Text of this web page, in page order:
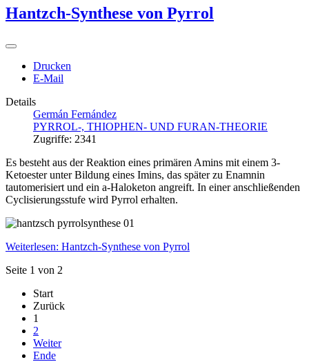
Hantzch-Synthese von Pyrrol
Drucken
E-Mail
Details
Germán Fernández
PYRROL-, THIOPHEN- UND FURAN-THEORIE
Zugriffe: 2341
Es besteht aus der Reaktion eines primären Amins mit einem 3-
Ketoester unter Bildung eines Imins, das später zu Enamnin
tautomerisiert und ein a-Haloketon angreift. In einer anschließenden
Cyclisierungsstufe wird Pyrrol erhalten.
Weiterlesen: Hantzch-Synthese von Pyrrol
Seite 1 von 2
Start
Zurück
1
2
Weiter
Ende